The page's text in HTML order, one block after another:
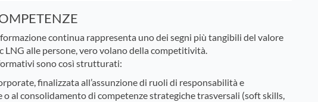
continua rappresenta uno dei segni più tangibili del valore
alle persone, vero volano della competitività.
sono così strutturati:
finalizzata all’assunzione di ruoli di responsabilità e
o al consolidamento di competenze strategiche trasversali (soft skills,